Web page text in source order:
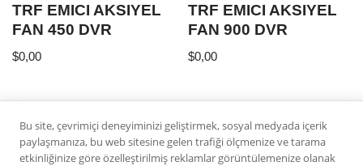
TRF EMICI AKSIYEL
FAN 450 DVR
$0,00
TRF EMICI AKSIYEL
FAN 900 DVR
$0,00
Bu site, çevrimiçi deneyiminizi geliştirmek, sosyal medyada içerik
paylaşmanıza, bu web sitesine gelen trafiği ölçmenize ve tarama
etkinliğinize göre özelleştirilmiş reklamlar görüntülemenize olanak